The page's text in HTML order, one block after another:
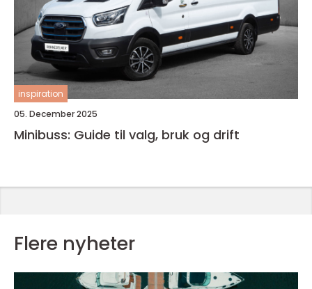
inspiration
05. December 2025
Minibuss: Guide til valg, bruk og drift
Flere nyheter